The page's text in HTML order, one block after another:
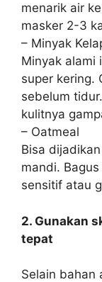
menarik air
masker 2-3
– Minyak
Minyak alami
super kering.
sebelum
kulitnya
– Oatmeal
Bisa
mandi.
sensitif atau
2. Gunakan
tepat
Selain bahan